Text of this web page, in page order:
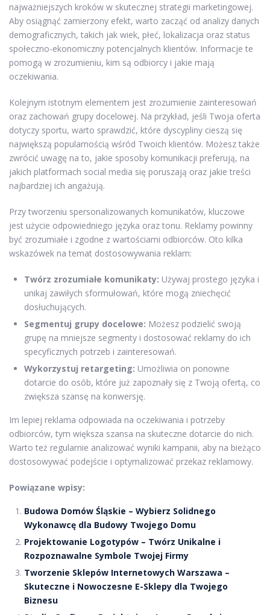
najważniejszych kroków w skutecznej strategii marketingowej.
Aby osiągnąć zamierzony efekt, warto zacząć od analizy danych
demograficznych, takich jak wiek, płeć, lokalizacja oraz status
społeczno-ekonomiczny potencjalnych klientów. Informacje te
pomogą w zrozumieniu, kim są odbiorcy i jakie mają
oczekiwania.
Kolejnym istotnym elementem jest zrozumienie zainteresowań
oraz zachowań grupy docelowej. Na przykład, jeśli Twoja oferta
dotyczy sportu, warto sprawdzić, które dyscypliny cieszą się
największą popularnością wśród Twoich klientów. Możesz także
zwrócić uwagę na to, jakie sposoby komunikacji preferują, na
jakich platformach social media się poruszają oraz jakie treści
najbardziej ich angażują.
Przy tworzeniu spersonalizowanych komunikatów, kluczowe
jest użycie odpowiedniego języka oraz tonu. Reklamy powinny
być zrozumiałe i zgodne z wartościami odbiorców. Oto kilka
wskazówek na temat dostosowywania reklam:
Twórz zrozumiałe komunikaty: Używaj prostego języka i
unikaj zawiłych sformułowań, które mogą zniechęcić
dosłuchujących.
Segmentuj grupy docelowe: Możesz podzielić swoją
grupę na mniejsze segmenty i dostosować reklamy do ich
specyficznych potrzeb i zainteresowań.
Wykorzystuj retargeting: Umożliwia on ponowne
dotarcie do osób, które już zapoznały się z Twoją ofertą, co
zwiększa szansę na konwersję.
Im lepiej reklama odpowiada na oczekiwania i potrzeby
odbiorców, tym większa szansa na skuteczne dotarcie do nich.
Warto też regularnie analizować wyniki kampanii, aby na bieżąco
dostosowywać podejście i optymalizować przekaz reklamowy.
Powiązane wpisy:
Budowa Domów Śląskie – Wybierz Solidnego
Wykonawcę dla Budowy Twojego Domu
Projektowanie Logotypów – Twórz Unikalne i
Rozpoznawalne Symbole Twojej Firmy
Tworzenie Sklepów Internetowych Warszawa –
Skuteczne i Nowoczesne E-Sklepy dla Twojego
Biznesu